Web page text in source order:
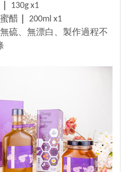
130g x1
醋
200ml x1
硫、無漂白、製作過程不